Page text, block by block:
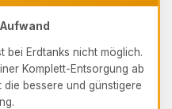
bei Erdtanks nicht möglich.
Komplett-Entsorgung ab
die bessere und günstigere